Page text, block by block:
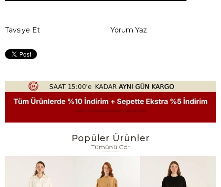
Tavsiye Et Yorum Yaz
Popüler Ürünler
Tümünü Gör